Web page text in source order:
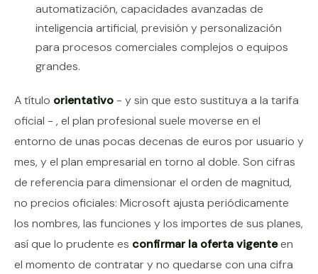
automatización, capacidades avanzadas de
inteligencia artificial, previsión y personalización
para procesos comerciales complejos o equipos
grandes.
A título orientativo- y sin que esto sustituya a la tarifa
oficial - , el plan profesional suele moverse en el
entorno de unas pocas decenas de euros por usuario y
mes, y el plan empresarial en torno al doble. Son cifras
de referencia para dimensionar el orden de magnitud,
no precios oficiales: Microsoft ajusta periódicamente
los nombres, las funciones y los importes de sus planes,
así que lo prudente es confirmar la oferta vigenteen
el momento de contratar y no quedarse con una cifra